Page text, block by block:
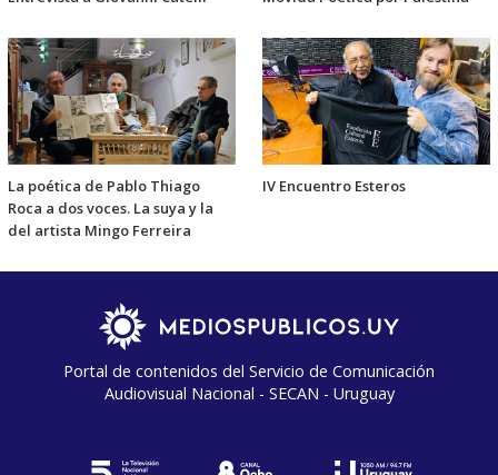
La poética de Pablo Thiago
Roca a dos voces. La suya y la
del artista Mingo Ferreira
IV Encuentro Esteros
Portal de contenidos del Servicio de Comunicación
Audiovisual Nacional - SECAN - Uruguay